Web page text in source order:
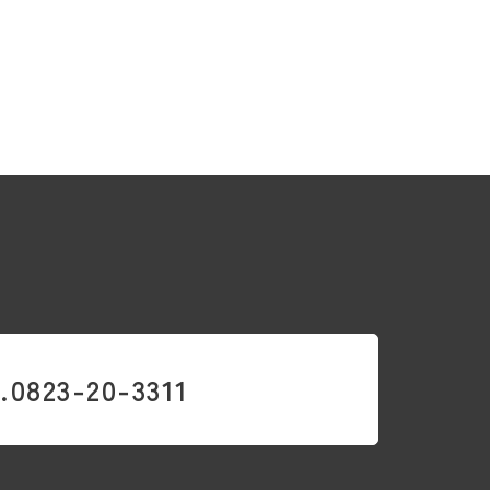
20-3311